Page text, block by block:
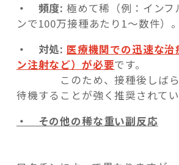
・ 頻度: 極めて稀（例：インフ
ンで100万接種あたり1～数件）。
・ 対処: 医療機関での迅速な治
ン注射など）が必要です。
このため、接種後しばら
待機することが強く推奨されてい
・ その他の稀な重い副反応